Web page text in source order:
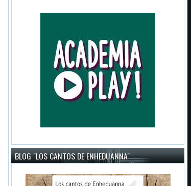
BLOG "LOS CANTOS DE ENHEDUANNA"